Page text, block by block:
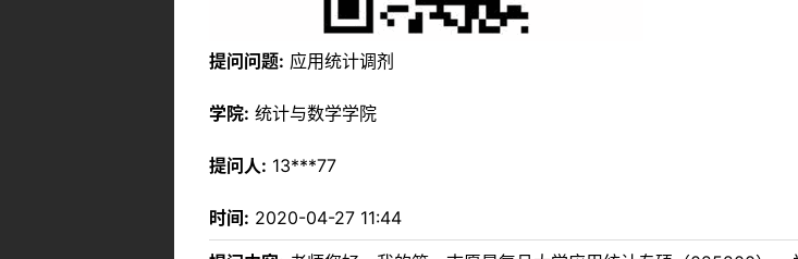
提问问题: 应用统计调剂
学院: 统计与数学学院
提问人: 13***77
时间: 2020-04-27 11:44